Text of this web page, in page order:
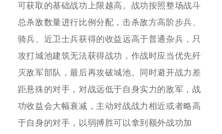
可获取的基础战功上限越高。战功按照整场战斗
总杀敌数量进行比例分配，击杀敌方高阶步兵、
骑兵、近卫士兵获得的收益远高于普通杂兵，只
攻打城池建筑无法获得战功，作战时应当优先歼
灭敌军部队，最后再攻破城池。同时避开战力差
距悬殊的对手，对战远低于自身实力的敌军，战
功收益会大幅衰减，主动对战战力相近或者略高
于自身的对手，以弱搏胜可以拿到额外战功加